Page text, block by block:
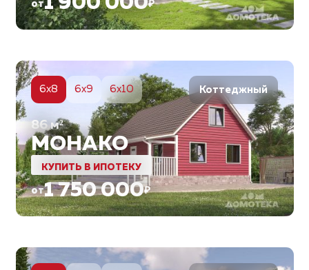
от ₽
Коттеджный
6x8 6x9 6x10
86м²
МОНАКО
КУПИТЬ В ИПОТЕКУ
от1 750 000₽
5
5